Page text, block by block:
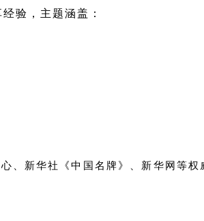
验，主题涵盖：
、新华社《中国名牌》、新华网等权